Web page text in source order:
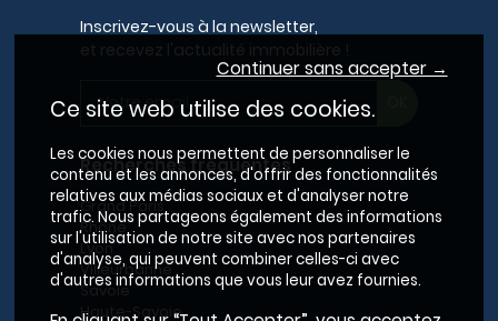
Inscrivez-vous à la newsletter,
Recherches fréquentes
Grand Paris
Rhône
Lyon
Villeurbanne
Savoie
Haute-Savoie
Continuer sans accepter →
Ce site web utilise des cookies.
Les cookies nous permettent de personnaliser le
contenu et les annonces, d'offrir des fonctionnalités
relatives aux médias sociaux et d'analyser notre
trafic. Nous partageons également des informations
sur l'utilisation de notre site avec nos partenaires
d'analyse, qui peuvent combiner celles-ci avec
d'autres informations que vous leur avez fournies.